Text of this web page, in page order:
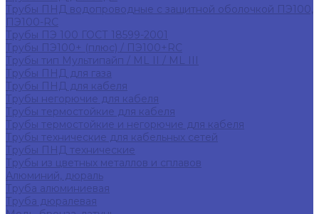
Трубы ПНД водопроводные с защитной оболочкой ПЭ100,
ПЭ100-RC
Трубы ПЭ 100 ГОСТ 18599-2001
Трубы ПЭ100+ (плюс) / ПЭ100+RC
Трубы тип Мультипайп / ML II / ML III
Трубы ПНД для газа
Трубы ПНД для кабеля
Трубы негорючие для кабеля
Трубы термостойкие для кабеля
Трубы термостойкие и негорючие для кабеля
Трубы технические для кабельных сетей
Трубы ПНД технические
Трубы из цветных металлов и сплавов
Алюминий, дюраль
Труба алюминиевая
Труба дюралевая